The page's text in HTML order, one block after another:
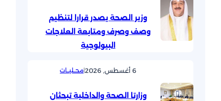
وزير الصحة يصدر قرارا لتنظيم
وصف وصرف ومتابعة العلاجات
البيولوجية
6 أغسطس, 2026 |محــليــات
وزارتا الصحة والداخلية تبحثان